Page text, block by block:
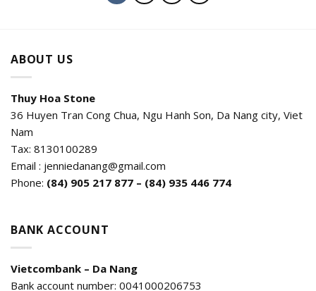
ABOUT US
Thuy Hoa Stone
36 Huyen Tran Cong Chua, Ngu Hanh Son, Da Nang city, Viet
Nam
Tax: 8130100289
Email : jenniedanang@gmail.com
Phone: (84) 905 217 877 – (84) 935 446 774
BANK ACCOUNT
Vietcombank – Da Nang
Bank account number: 0041000206753